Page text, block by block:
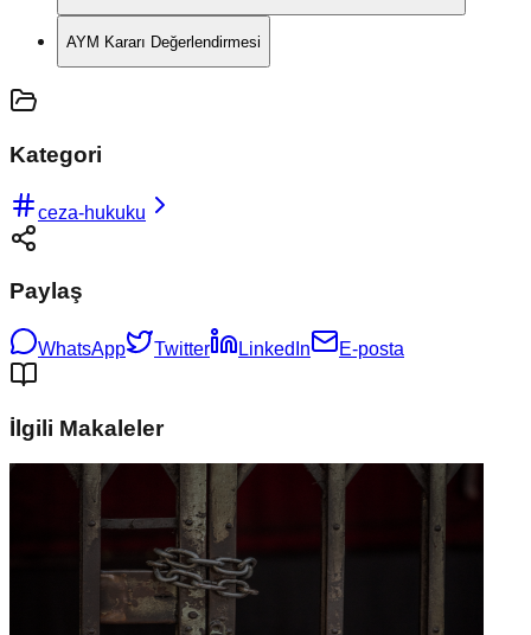
AYM Kararı Değerlendirmesi
Kategori
ceza-hukuku
Paylaş
WhatsApp Twitter LinkedIn E-posta
İlgili Makaleler